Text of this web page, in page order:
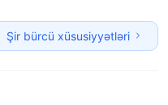
Şir bürcü xüsusiyyətləri